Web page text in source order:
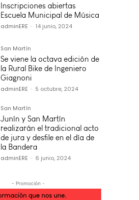
Inscripciones abiertas
Escuela Municipal de Música
adminERE - 14 junio, 2024
San Martín
Se viene la octava edición de
la Rural Bike de Ingeniero
Giagnoni
adminERE - 5 octubre, 2024
San Martín
Junín y San Martín
realizarán el tradicional acto
de jura y desfile en el día de
la Bandera
adminERE - 6 junio, 2024
- Promoción -